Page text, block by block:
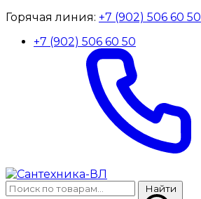
Горячая линия: +7 (902) 506 60 50
+7 (902) 506 60 50
Найти